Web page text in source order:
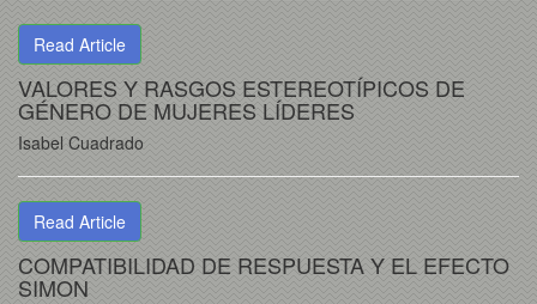
Read Article
VALORES Y RASGOS ESTEREOTÍPICOS DE
GÉNERO DE MUJERES LÍDERES
Isabel Cuadrado
Read Article
COMPATIBILIDAD DE RESPUESTA Y EL EFECTO
SIMON